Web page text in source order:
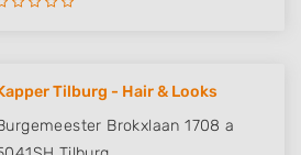
Tilburg - Hair & Looks
Brokxlaan 1708 a